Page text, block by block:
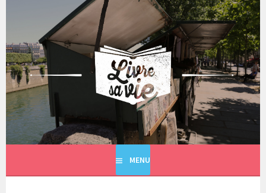
principal
LIVRE SA VIE
MENU